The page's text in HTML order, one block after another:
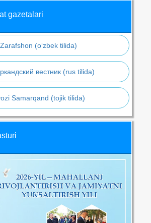
gazetalari
Zarafshon (o‘zbek tilida)
вестник (rus tilida)
Samarqand (tojik tilida)